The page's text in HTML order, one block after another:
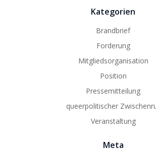
Kategorien
Brandbrief
Forderung
Mitgliedsorganisation
Position
Pressemitteilung
queerpolitischer
Veranstaltung
Meta